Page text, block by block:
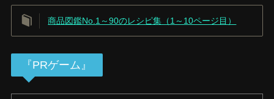
商品図鑑No.1～90のレシピ集（1～10ページ目）
『PRゲーム』